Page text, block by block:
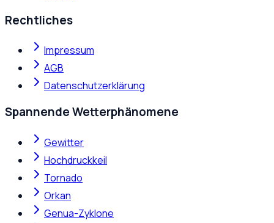
Rechtliches
Impressum
AGB
Datenschutzerklärung
Spannende Wetterphänomene
Gewitter
Hochdruckkeil
Tornado
Orkan
Genua-Zyklone